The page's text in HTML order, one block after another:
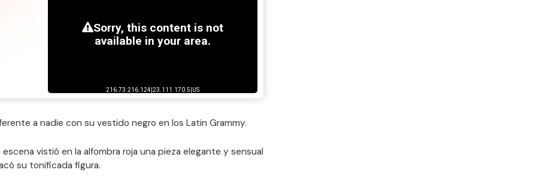
a nadie con su vestido negro en los Latin Grammy.
vistió en la alfombra roja una pieza elegante y sensual
su tonificada figura.